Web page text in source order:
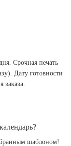
Срочная печать
Дату готовности
шаблоном!